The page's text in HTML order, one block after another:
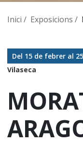
Inici Exposicions
Del 15 de febrer al
Vilaseca